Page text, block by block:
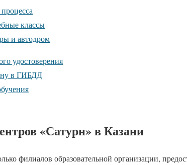
классы
и автодром
удостоверения
в ГИБДД
«Сатурн» в Казани
филиалов образовательной организации,